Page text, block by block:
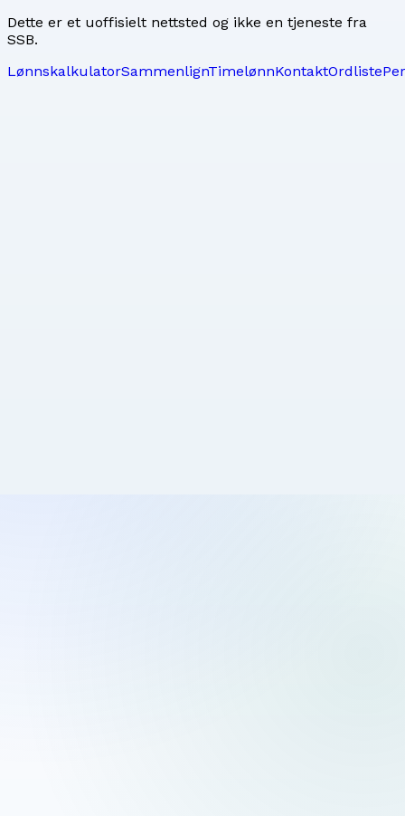
Dette er et uoffisielt nettsted og ikke en tjeneste fra
SSB.
LønnskalkulatorSammenlignTimelønnKontaktOrdliste